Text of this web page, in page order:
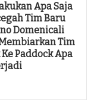
Apa Saja
Tim Baru
Domenicali
Tim
Ke Paddock Apa